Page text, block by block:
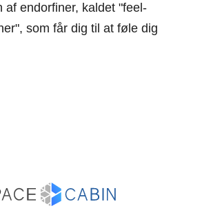
af ​​endorfiner, kaldet "feel-
som får dig til at føle dig